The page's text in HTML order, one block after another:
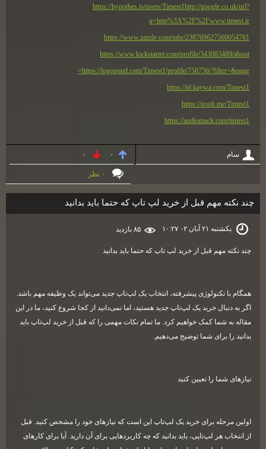
https://hypothes.is/users/Timest1http://google.co.uk/url?
q=http%3A%2F%2Fwww.timest.ir
https://www.zazzle.com/mbr/238769627560054761
https://www.kickstarter.com/profile/343083489/about
https://logopond.com/Timest1/profile/758756/?filter=&page=
https://id.kaywa.com/Timest1
https://qooh.me/Timest1
https://audiomack.com/timest1
سام ۰ ۰
۰ نظر
چند نکته مهم قبل از خرید لپ‌ تاپ که حتما باید بدانید
یکشنبه ۲۱ آبان ۰۲ ۱۰:۲۷
چند نکته مهم قبل از خرید لپ‌ تاپ که حتما باید بدانید
همگام با تکنولوژی پیشرفته، انتخاب یک لپ‌تاپ جدید می‌تواند یک وظیفه مهم باشد.
اگر به دنبال خرید یک لپ‌تاپ جدید هستید، اما نمی‌دانید از کجا شروع کنید، ما در این
مقاله به شما کمک خواهیم کرد. ما تمام نکات مهمی را که قبل از خرید لپ‌تاپ باید
بدانید را برای شما توضیح می‌دهیم
نیازهای شما را تعیین کنید
اولین مرحله برای خرید یک لپ‌تاپ این است که نیازهای خود را مشخص کنید. قبل
از انتخاب هر لپ‌تاپی، باید بدانید که چه کاربردهایی برای آن دارید. آیا برای کارهای